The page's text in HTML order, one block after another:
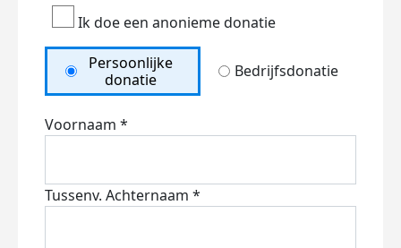
Ik doe een anonieme donatie
Persoonlijke
donatie
Bedrijfsdonatie
Voornaam *
Tussenv. Achternaam *